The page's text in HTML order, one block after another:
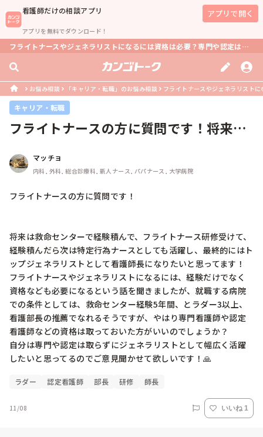
看護師だけの相談アプリ
アプリを無料でダウンロード！
アプリで開く
フライトナースやジェネラリストになるには資格は必要？専門や認定は必須？
お悩み相談 「キャリア・転職」のお悩み相談 フライトナースやジェネラリスト
キャリア・転職
フライトナースの方に質問です！将来は
マッチョ
内科, 外科, 総合診療科, 新人ナース, パパナース, 大学病院
フライトナースの方に質問です！
将来は救命センターで経験積んで、フライトナース研修受けて、
経験積んだら次は特定行為ナースとしても活躍し、最終的にはト
ップジェネラリストとして看護師長になりたいと思ってます！
フライトナースやジェネラリストになるには、経験だけでなく
資格なども必要になるという話を聞きましたが、就職する病院
での条件としては、救命センター経験5年間、とラダー3以上、
看護部長の推薦でなれるそうですが、やはり専門看護師や認定
看護師などの資格は取っておいた方がいいのでしょうか？
自分は専門や認定は取らずにジェネラリストとして幅広く活躍
したいと思ってるのでご意見聞かせて欲しいです！🙏
ラダー 認定看護師 部長 研修 師長
11/08 いいね 1